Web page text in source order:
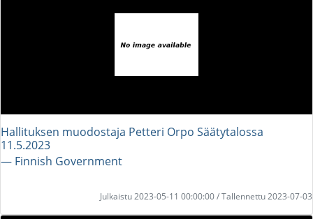
Hallituksen muodostaja Petteri Orpo Säätytalossa
11.5.2023
― Finnish Government
Julkaistu 2023-05-11 00:00:00 / Tallennettu 2023-07-03